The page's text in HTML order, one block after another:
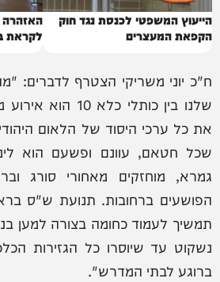
הייעוץ המשפטי לכנסת נגד חוק
הקפאת המעצרים
האזהרה
לקראת
ח"כ יוני משריקי הצטרף לדברים:
שלנו בין כותלי
את כל ערכי היסוד של הלאום
שכל חטאם, עוונם ופשעם הוא
גמרא, מוחזקים מאחורי סורג
הפושעים ברחובות. תנועת ש"ס
תמשיך לעמוד כחומה בצורה למען
נשקוט עד שיוסרו כל הגזירות
ברוגע לבתי המדרש".